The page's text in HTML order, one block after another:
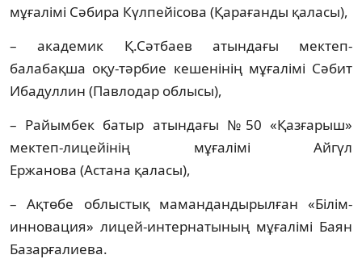
мұғалімі Сәбира Күлпейісова (Қарағанды қаласы),
– академик Қ.Сәтбаев атындағы мектеп-
балабақша оқу-тәрбие кешенінің мұғалімі Сәбит
Ибадуллин (Павлодар облысы),
– Райымбек батыр атындағы №50 «Қазғарыш»
мектеп-лицейінің мұғалімі Айгүл
Ержанова (Астана қаласы),
– Ақтөбе облыстық мамандандырылған «Білім-
инновация» лицей-интернатының мұғалімі Баян
Базарғалиева.